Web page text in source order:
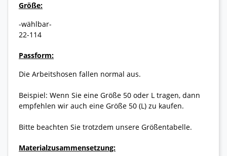
Größe:
-wählbar-
22-114
Passform:
Die Arbeitshosen fallen normal aus.
Beispiel: Wenn Sie eine Größe 50 oder L tragen, dann
empfehlen wir auch eine Größe 50 (L) zu kaufen.
Bitte beachten Sie trotzdem unsere Größentabelle.
Materialzusammensetzung: